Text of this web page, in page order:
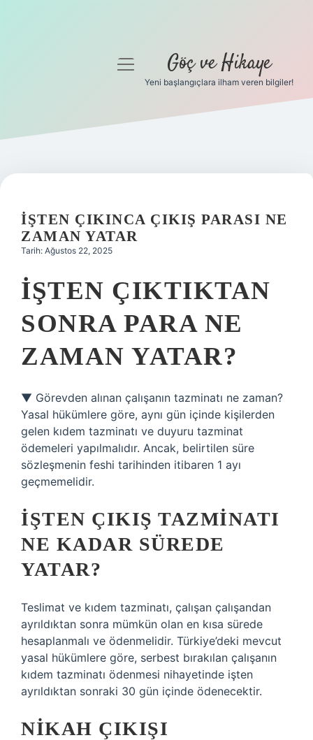
Gizlilik Politikası
Yasal Uyarı
menüyü
Göç ve Hikaye
Yeni başlangıçlara ilham veren bilgiler!
İŞTEN ÇIKINCA ÇIKIŞ PARASI NE
ZAMAN YATAR
Tarih: Ağustos 22, 2025
İŞTEN ÇIKTIKTAN
SONRA PARA NE
ZAMAN YATAR?
▼ Görevden alınan çalışanın tazminatı ne zaman?
Yasal hükümlere göre, aynı gün içinde kişilerden
gelen kıdem tazminatı ve duyuru tazminat
ödemeleri yapılmalıdır. Ancak, belirtilen süre
sözleşmenin feshi tarihinden itibaren 1 ayı
geçmemelidir.
İŞTEN ÇIKIŞ TAZMINATI
NE KADAR SÜREDE
YATAR?
Teslimat ve kıdem tazminatı, çalışan çalışandan
ayrıldıktan sonra mümkün olan en kısa sürede
hesaplanmalı ve ödenmelidir. Türkiye’deki mevcut
yasal hükümlere göre, serbest bırakılan çalışanın
kıdem tazminatı ödenmesi nihayetinde işten
ayrıldıktan sonraki 30 gün içinde ödenecektir.
NIKAH ÇIKIŞI